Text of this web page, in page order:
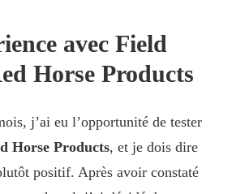
avec Field
Horse Products
j’ai eu l’opportunité de tester
Horse Products, et je dois dire
positif. Après avoir constaté